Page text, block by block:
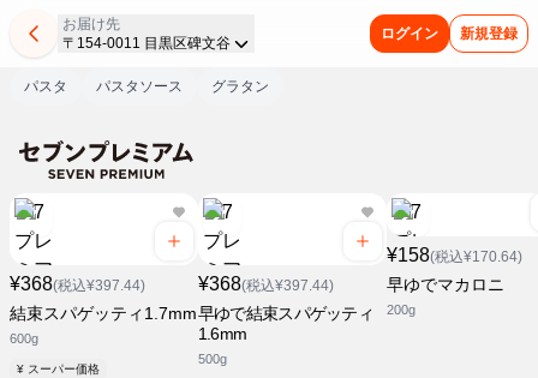
お届け先
〒154-0011 目黒区碑文谷
ログイン 新規登録
パスタ パスタソース グラタン
¥368(税込¥397.44)
結束スパゲッティ1.7mm
600g
¥ スーパー価格
¥368(税込¥397.44)
早ゆで結束スパゲッティ
1.6mm
500g
¥158(税込¥170.64)
早ゆでマカロニ
200g